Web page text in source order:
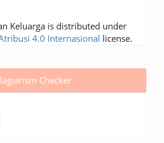
Keluarga is distributed under
4.0 Internasional license.
Checker